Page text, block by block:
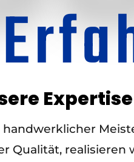
Expertise
Qualität, realisieren